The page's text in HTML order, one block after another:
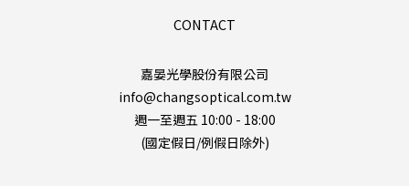
CONTACT
嘉晏光學股份有限公司
info@changsoptical.com.tw
週一至週五 10:00 - 18:00
(國定假日/例假日除外)